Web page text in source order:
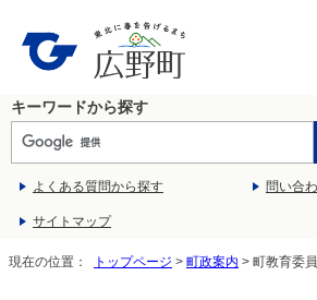
キーワードから探す
よくある質問から探す 問い合
サイトマップ
現在の位置： トップページ > 町政案内 > 町教育委